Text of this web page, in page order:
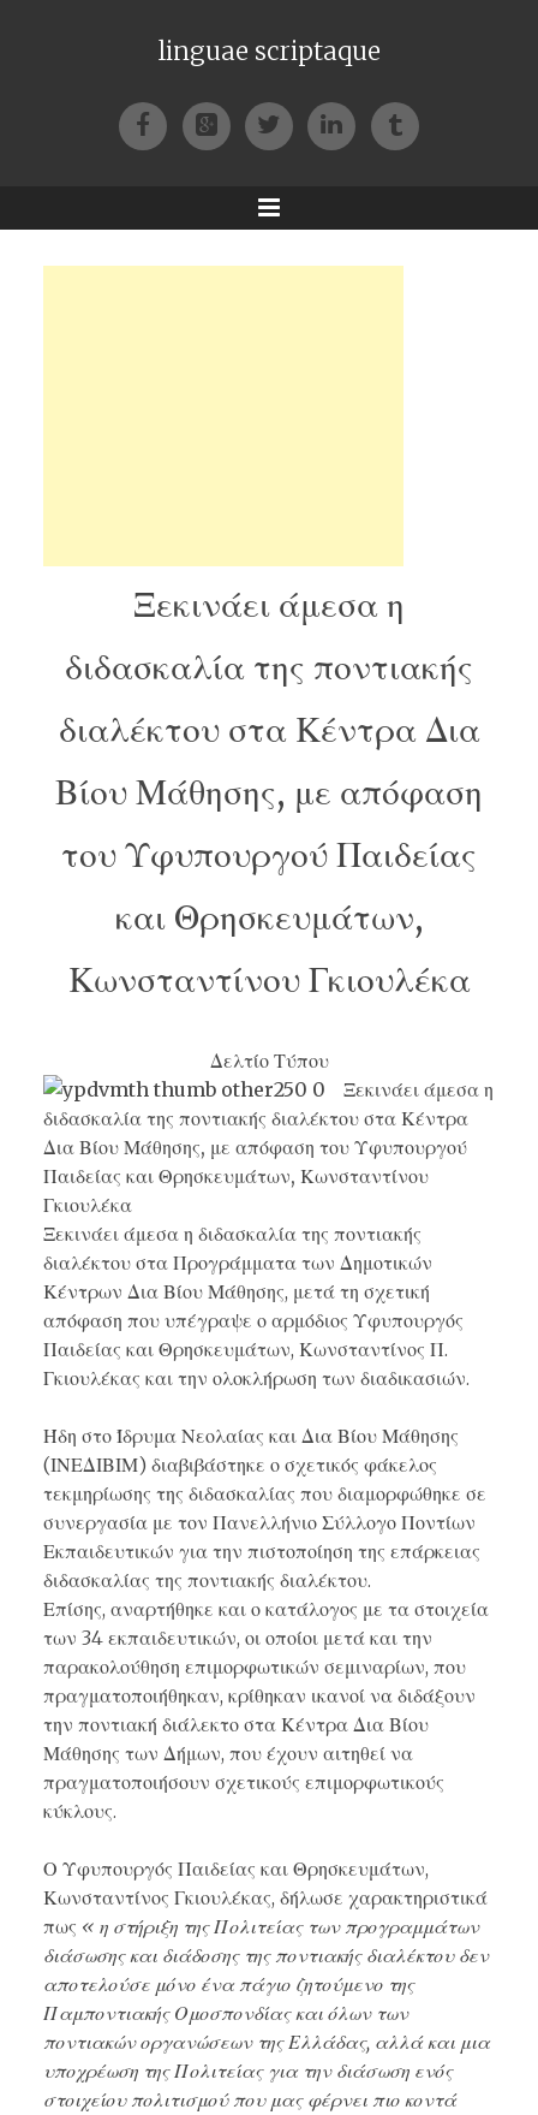
linguae scriptaque
FacebookGoogle+TwitterLinkedIn
Tumblr
Menu
Ξεκινάει άμεσα η
διδασκαλία της ποντιακής
διαλέκτου στα Κέντρα Δια
Βίου Μάθησης, με απόφαση
του Υφυπουργού Παιδείας
και Θρησκευμάτων,
Κωνσταντίνου Γκιουλέκα
Δελτίο Τύπου
Ξεκινάει άμεσα η
διδασκαλία της ποντιακής διαλέκτου στα Κέντρα
Δια Βίου Μάθησης, με απόφαση του Υφυπουργού
Παιδείας και Θρησκευμάτων, Κωνσταντίνου
Γκιουλέκα
Ξεκινάει άμεσα η διδασκαλία της ποντιακής
διαλέκτου στα Προγράμματα των Δημοτικών
Κέντρων Δια Βίου Μάθησης, μετά τη σχετική
απόφαση που υπέγραψε ο αρμόδιος Υφυπουργός
Παιδείας και Θρησκευμάτων, Κωνσταντίνος Π.
Γκιουλέκας και την ολοκλήρωση των διαδικασιών.
Ήδη στο Ίδρυμα Νεολαίας και Δια Βίου Μάθησης
(ΙΝΕΔΙΒΙΜ) διαβιβάστηκε ο σχετικός φάκελος
τεκμηρίωσης της διδασκαλίας που διαμορφώθηκε σε
συνεργασία με τον Πανελλήνιο Σύλλογο Ποντίων
Εκπαιδευτικών για την πιστοποίηση της επάρκειας
διδασκαλίας της ποντιακής διαλέκτου.
Επίσης, αναρτήθηκε και ο κατάλογος με τα στοιχεία
των 34 εκπαιδευτικών, οι οποίοι μετά και την
παρακολούθηση επιμορφωτικών σεμιναρίων, που
πραγματοποιήθηκαν, κρίθηκαν ικανοί να διδάξουν
την ποντιακή διάλεκτο στα Κέντρα Δια Βίου
Μάθησης των Δήμων, που έχουν αιτηθεί να
πραγματοποιήσουν σχετικούς επιμορφωτικούς
κύκλους.
Ο Υφυπουργός Παιδείας και Θρησκευμάτων,
Κωνσταντίνος Γκιουλέκας, δήλωσε χαρακτηριστικά
πως « η στήριξη της Πολιτείας των προγραμμάτων
διάσωσης και διάδοσης της ποντιακής διαλέκτου δεν
αποτελούσε μόνο ένα πάγιο ζητούμενο της
Παμποντιακής Ομοσπονδίας και όλων των
ποντιακών οργανώσεων της Ελλάδας, αλλά και μια
υποχρέωση της Πολιτείας για την διάσωση ενός
στοιχείου πολιτισμού που μας φέρνει πιο κοντά